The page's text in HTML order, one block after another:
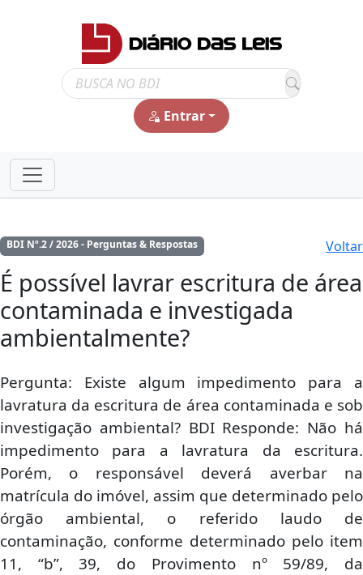
Entrar
BDI Nº.2 / 2026 - Perguntas & Respostas Voltar
É possível lavrar escritura de área
contaminada e investigada
ambientalmente?
Pergunta: Existe algum impedimento para a
lavratura da escritura de área contaminada e sob
investigação ambiental? BDI Responde: Não há
impedimento para a lavratura da escritura.
Porém, o responsável deverá averbar na
matrícula do imóvel, assim que determinado pelo
órgão ambiental, o referido laudo de
contaminação, conforme determinado pelo item
11, “b”, 39, do Provimento nº 59/89, da